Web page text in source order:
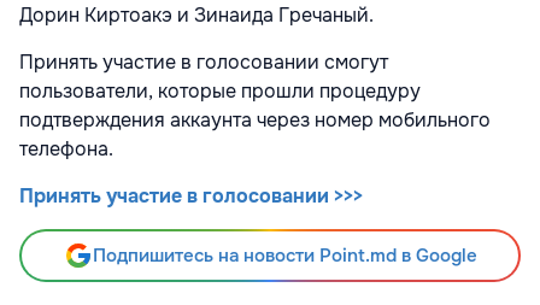
Дорин Киртоакэ и Зинаида Гречаный.
Принять участие в голосовании смогут
пользователи, которые прошли процедуру
подтверждения аккаунта через номер мобильного
телефона.
Принять участие в голосовании >>>
Подпишитесь на новости Point.md в Google